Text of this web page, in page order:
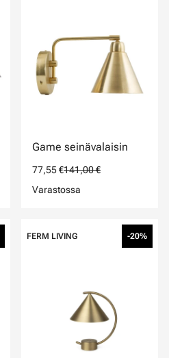
Game seinävalaisin
77,55 €141,00 €
Varastossa
FERM LIVING -20%